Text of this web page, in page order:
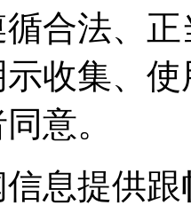
循合法、
收集、
意。
信息提供